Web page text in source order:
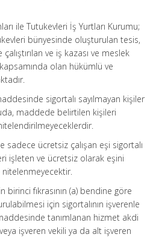
ile Tutukevleri İş Yurtları Kurumu;
bünyesinde oluşturulan tesis,
ve iş kazası ve meslek
kapsamında olan hükümlü ve
sigortalı sayılmayan kişiler
maddede belirtilen kişileri
sadece ücretsiz çalışan eşi sigortalı
işleten ve ücretsiz olarak eşini
nitelenmeyecektir.
fıkrasının (a) bendine göre
için sigortalının işverenle
tanımlanan hizmet akdi
işveren vekili ya da alt işveren